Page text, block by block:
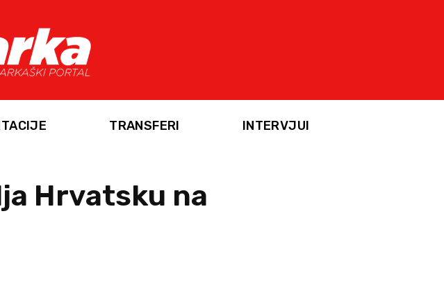
TRANSFERI INTERVJUI
Hrvatsku na